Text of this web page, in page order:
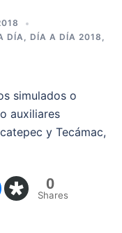
DÍA, DÍA A DÍA 2018 ,
simulados o
auxiliares
y Tecámac,
0
Shares